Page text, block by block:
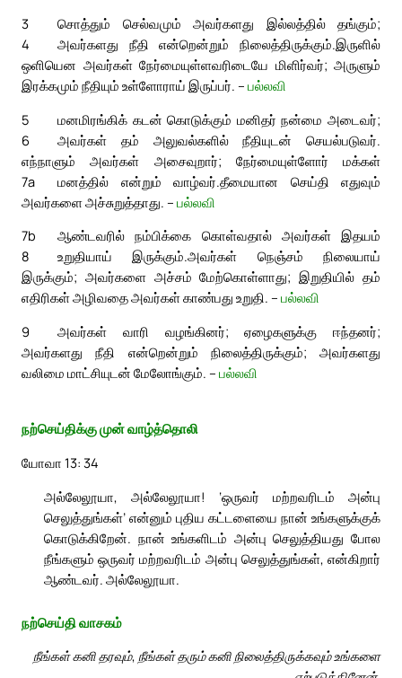
3
சொத்தும் செல்வமும் அவர்களது இல்லத்தில் தங்கும்;
அவர்களது நீதி என்றென்றும் நிலைத்திருக்கும்.
4
இருளில்
ஒளியென அவர்கள் நேர்மையுள்ளவரிடையே மிளிர்வர்; அருளும்
இரக்கமும் நீதியும் உள்ளோராய் இருப்பர். – பல்லவி
5
மனமிரங்கிக் கடன் கொடுக்கும் மனிதர் நன்மை அடைவர்;
அவர்கள் தம் அலுவல்களில் நீதியுடன் செயல்படுவர்.
6
எந்நாளும் அவர்கள் அசைவுறார்; நேர்மையுள்ளோர் மக்கள்
மனத்தில் என்றும் வாழ்வர்.
7a
தீமையான செய்தி எதுவும்
அவர்களை அச்சுறுத்தாது. – பல்லவி
7b
ஆண்டவரில் நம்பிக்கை கொள்வதால் அவர்கள் இதயம்
உறுதியாய் இருக்கும்.
8
அவர்கள் நெஞ்சம் நிலையாய்
இருக்கும்; அவர்களை அச்சம் மேற்கொள்ளாது; இறுதியில் தம்
எதிரிகள் அழிவதை அவர்கள் காண்பது உறுதி. – பல்லவி
9
அவர்கள் வாரி வழங்கினர்; ஏழைகளுக்கு ஈந்தனர்;
அவர்களது நீதி என்றென்றும் நிலைத்திருக்கும்; அவர்களது
வலிமை மாட்சியுடன் மேலோங்கும். – பல்லவி
நற்செய்திக்கு முன் வாழ்த்தொலி
யோவா 13: 34
அல்லேலூயா, அல்லேலூயா! ‘ஒருவர் மற்றவரிடம் அன்பு
செலுத்துங்கள்’ என்னும் புதிய கட்டளையை நான் உங்களுக்குக்
கொடுக்கிறேன். நான் உங்களிடம் அன்பு செலுத்தியது போல
நீங்களும் ஒருவர் மற்றவரிடம் அன்பு செலுத்துங்கள், என்கிறார்
ஆண்டவர். அல்லேலூயா.
நற்செய்தி வாசகம்
நீங்கள் கனி தரவும், நீங்கள் தரும் கனி நிலைத்திருக்கவும் உங்களை